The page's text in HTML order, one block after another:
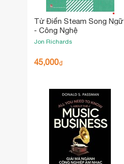
Từ Điển Steam Song Ngữ
- Công Nghệ
Jon Richards
45,000₫